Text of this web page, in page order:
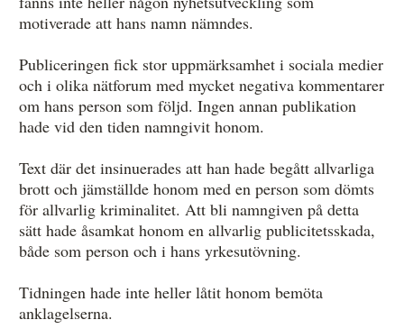
motiverade att hans namn nämndes.
Publiceringen fick stor uppmärksamhet i sociala medier
och i olika nätforum med mycket negativa kommentarer
om hans person som följd. Ingen annan publikation
hade vid den tiden namngivit honom.
Text där det insinuerades att han hade begått allvarliga
brott och jämställde honom med en person som dömts
för allvarlig kriminalitet. Att bli namngiven på detta
sätt hade åsamkat honom en allvarlig publicitetsskada,
både som person och i hans yrkesutövning.
Tidningen hade inte heller låtit honom bemöta
anklagelserna.